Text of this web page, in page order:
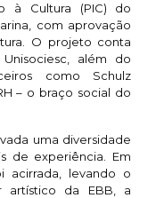
à Cultura (PIC) do
com aprovação
O projeto conta
além do
como Schulz
– o braço social do
uma diversidade
de experiência. Em
acirrada, levando o
artístico da EBB, a